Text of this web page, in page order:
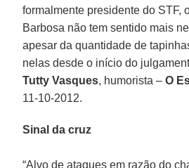
formalmente presidente do STF,
Barbosa não tem sentido mais
apesar da quantidade de
nelas desde o início do
Tutty Vasques, humorista –O
11-10-2012.
Sinal da cruz
“Alvo de ataques em razão do